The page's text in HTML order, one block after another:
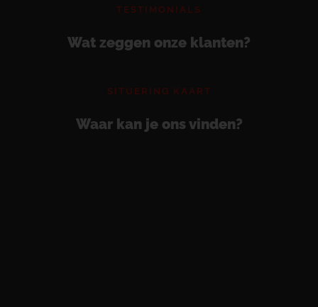
TESTIMONIALS
Wat zeggen onze klanten?
SITUERING KAART
Waar kan je ons vinden?